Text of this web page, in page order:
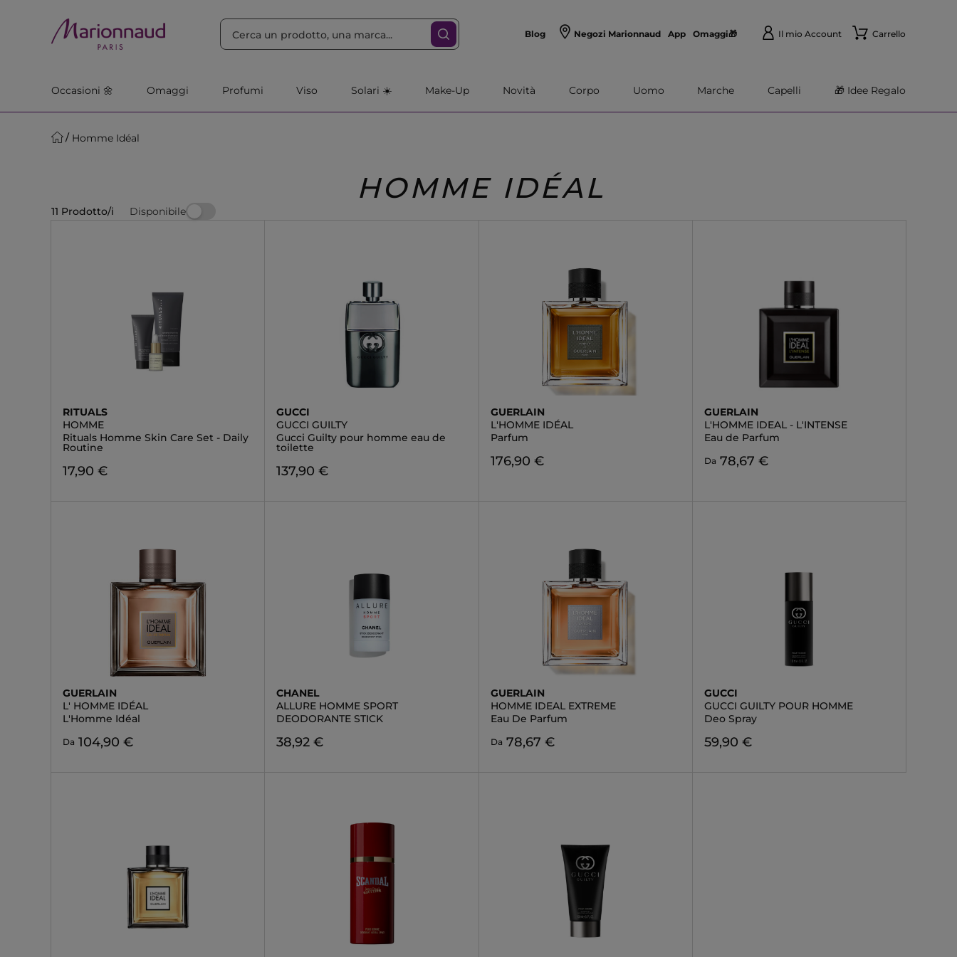
Blog Negozi Marionnaud App Omaggi🎁 Il mio Account Carrello
Occasioni 🌼 Omaggi Profumi Viso Solari ☀️ Make-Up Novità Corpo Uomo Marche Capelli 🎁 Idee Regalo
Homme Idéal
HOMME IDÉAL
11 Prodotto/i Disponibile
RITUALS
HOMME
Rituals Homme Skin Care Set - Daily
Routine
17,90 €
GUCCI
GUCCI GUILTY
Gucci Guilty pour homme eau de
toilette
137,90 €
GUERLAIN
L'HOMME IDÉAL
Parfum
176,90 €
GUERLAIN
L'HOMME IDEAL - L'INTENSE
Eau de Parfum
Da 78,67 €
GUERLAIN
L' HOMME IDÉAL
L'Homme Idéal
Da 104,90 €
CHANEL
ALLURE HOMME SPORT
DEODORANTE STICK
38,92 €
GUERLAIN
HOMME IDEAL EXTREME
Eau De Parfum
Da 78,67 €
GUCCI
GUCCI GUILTY POUR HOMME
Deo Spray
59,90 €